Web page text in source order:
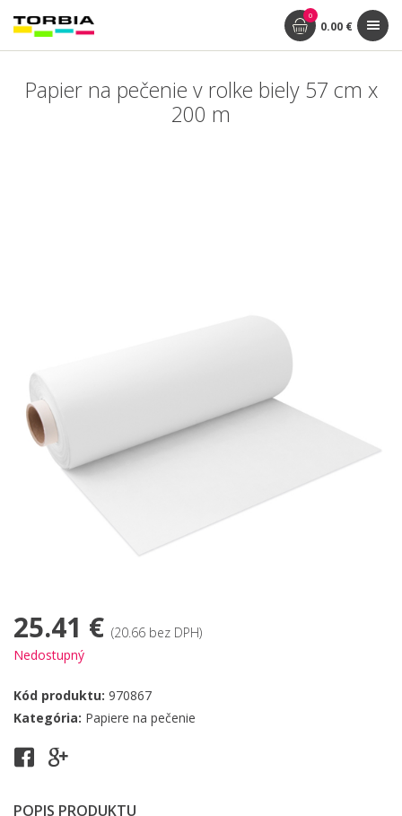
0
0.00 €
Papier na pečenie v rolke biely 57 cm x
200 m
25.41 € (20.66 bez DPH)
Nedostupný
Kód produktu: 970867
Kategória: Papiere na pečenie
POPIS PRODUKTU